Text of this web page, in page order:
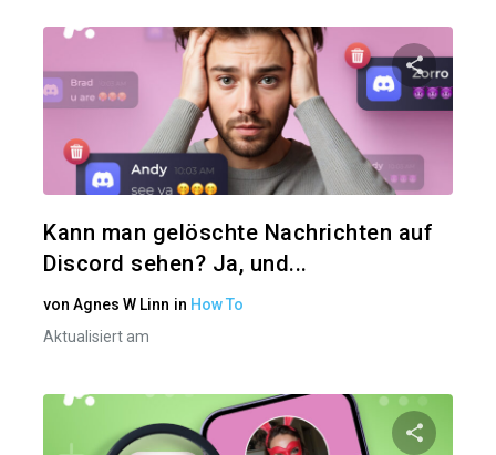
Diesen
Kann man gelöschte Nachrichten auf
Discord sehen? Ja, und...
von Agnes W Linn in How To
Aktualisiert am